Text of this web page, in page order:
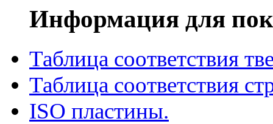
Информация для
Таблица соответствия
Таблица соответствия
ISO пластины.